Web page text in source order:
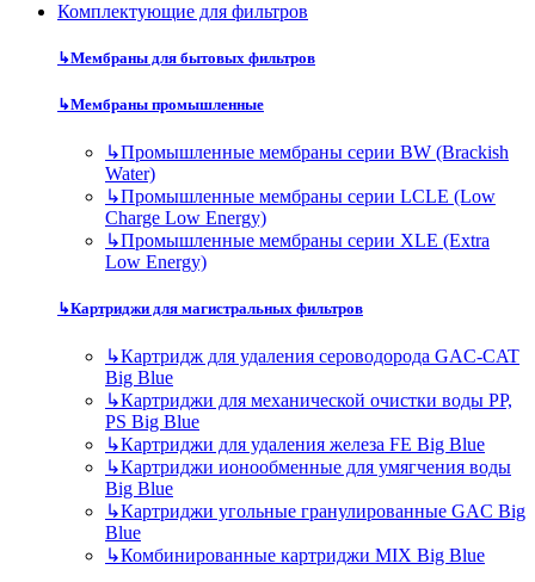
Комплектующие для фильтров
↳Мембраны для бытовых фильтров
↳Мембраны промышленные
↳Промышленные мембраны серии BW (Brackish
Water)
↳Промышленные мембраны серии LCLE (Low
Charge Low Energy)
↳Промышленные мембраны серии XLE (Extra
Low Energy)
↳Картриджи для магистральных фильтров
↳Картридж для удаления сероводорода GAC-CAT
Big Blue
↳Картриджи для механической очистки воды PP,
PS Big Blue
↳Картриджи для удаления железа FE Big Blue
↳Картриджи ионообменные для умягчения воды
Big Blue
↳Картриджи угольные гранулированные GAC Big
Blue
↳Комбинированные картриджи MIX Big Blue